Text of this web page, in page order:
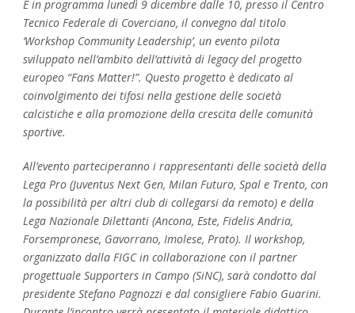
È in programma lunedì 9 dicembre dalle 10, presso il Centro
Tecnico Federale di Coverciano, il convegno dal titolo
‘Workshop Community Leadership’, un evento pilota
sviluppato nell’ambito dell’attività di legacy del progetto
europeo “Fans Matter!”. Questo progetto è dedicato al
coinvolgimento dei tifosi nella gestione delle società
calcistiche e alla promozione della crescita delle comunità
sportive.
All’evento parteciperanno i rappresentanti delle società della
Lega Pro (Juventus Next Gen, Milan Futuro, Spal e Trento, con
la possibilità per altri club di collegarsi da remoto) e della
Lega Nazionale Dilettanti (Ancona, Este, Fidelis Andria,
Forsempronese, Gavorrano, Imolese, Prato). Il workshop,
organizzato dalla FIGC in collaborazione con il partner
progettuale Supporters in Campo (SiNC), sarà condotto dal
presidente Stefano Pagnozzi e dal consigliere Fabio Guarini.